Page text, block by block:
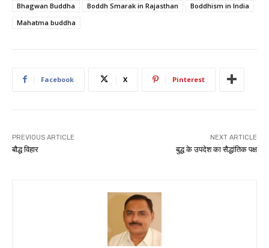
Bhagwan Buddha
Boddh Smarak in Rajasthan
Boddhism in India
Mahatma buddha
Facebook X Pinterest
PREVIOUS ARTICLE
बौद्ध विहार
NEXT ARTICLE
बुद्ध के उपदेश का सैद्धांतिक पक्ष